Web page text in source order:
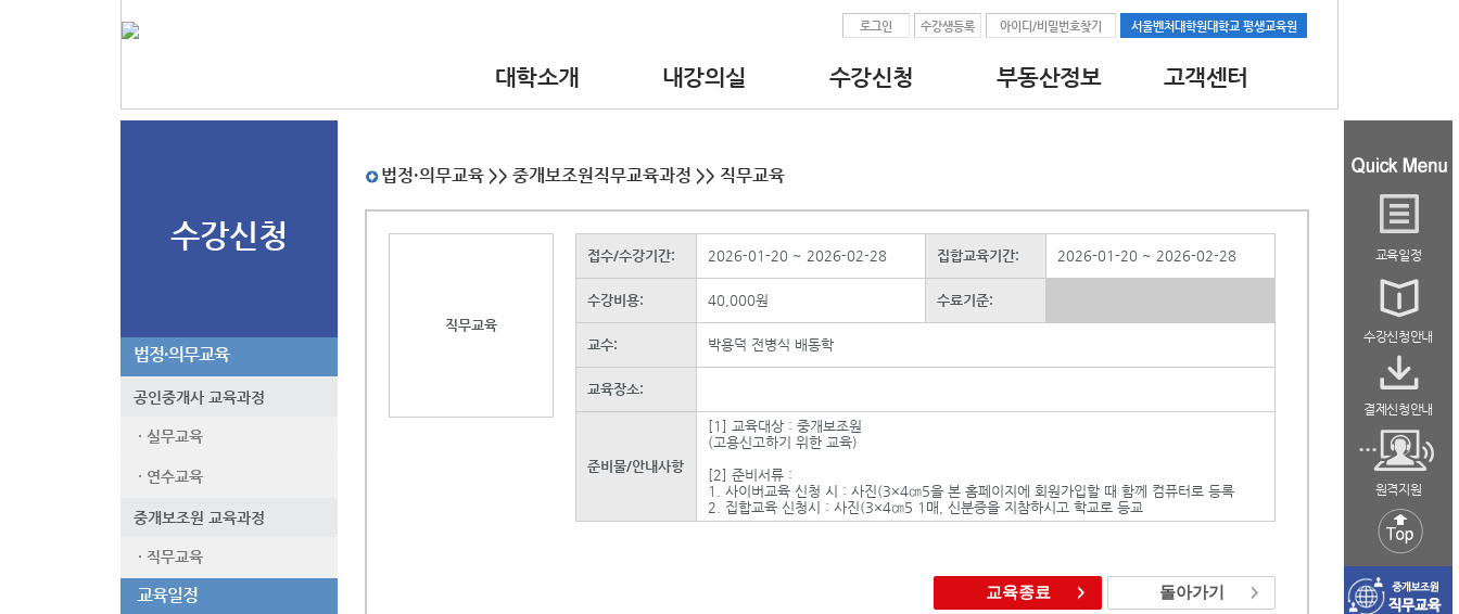
로그인 수강생등록 아이디/비밀번호찾기 서울벤처대학원대학교 평생교육원
대학소개
•인사말
내강의실
•수강중인교육과정
•강의자료 다운로드
•결제정보
수강신청
• 공인중개사 교육과정 부동산정보
공지사항
고객센터
교육일정
수강신청안내
결제신청안내
원격지원
수강신청
법정·의무교육
공인중개사 교육과정
· 실무교육
· 연수교육
중개보조원 교육과정
· 직무교육
교육일정
법정·의무교육 >> 중개보조원직무교육과정 >> 직무교육
직무교육
접수/수강기간: 2026-01-20 ~ 2026-02-28 집합교육기간: 2026-01-20 ~ 2026-02-28
수강비용: 40,000원 수료기준:
교수: 박용덕 전병식 배동학
교육장소:
준비물/안내사항
[1] 교육대상 : 중개보조원
(고용신고하기 위한 교육)
[2] 준비서류 :
1. 사이버교육 신청 시 : 사진(3×4㎝5을 본 홈페이지에 회원가입할 때 함께 컴퓨터로 등록
2. 집합교육 신청시 : 사진(3×4㎝5 1매, 신분증을 지참하시고 학교로 등교
교육종료 돌아가기